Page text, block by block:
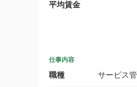
平均賃金
仕事内容
職種 サービス